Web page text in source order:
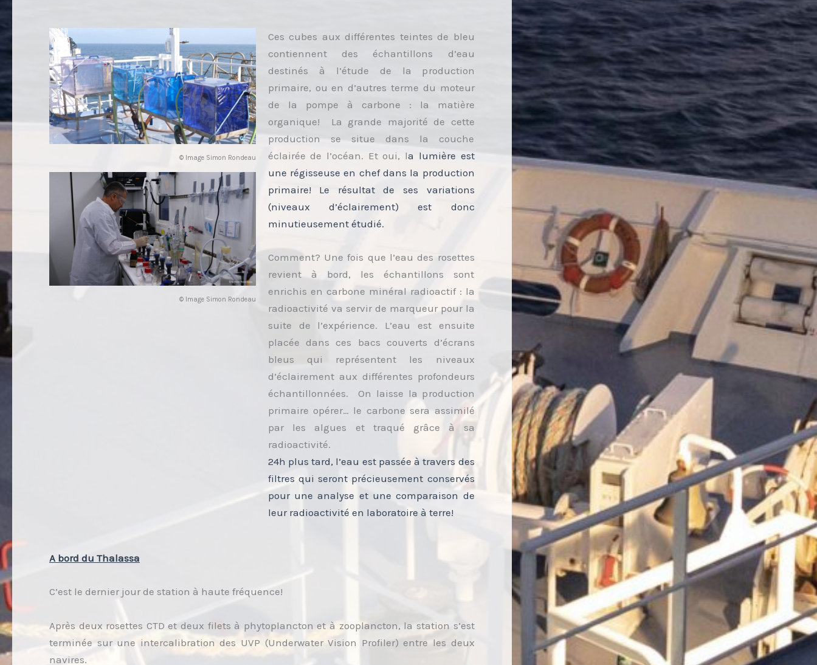
© Image Simon Rondeau
© Image Simon Rondeau
Ces cubes aux différentes teintes de bleu
contiennent des échantillons d’eau
destinés à l’étude de la production
primaire, ou en d’autres terme du moteur
de la pompe à carbone : la matière
organique! La grande majorité de cette
production se situe dans la couche
éclairée de l’océan. Et oui, la lumière est
une régisseuse en chef dans la production
primaire! Le résultat de ses variations
(niveaux d’éclairement) est donc
minutieusement étudié.
Comment? Une fois que l’eau des rosettes
revient à bord, les échantillons sont
enrichis en carbone minéral radioactif : la
radioactivité va servir de marqueur pour la
suite de l’expérience. L’eau est ensuite
placée dans ces bacs couverts d’écrans
bleus qui représentent les niveaux
d’éclairement aux différentes profondeurs
échantillonnées. On laisse la production
primaire opérer… le carbone sera assimilé
par les algues et traqué grâce à sa
radioactivité.
24h plus tard, l’eau est passée à travers des
filtres qui seront précieusement conservés
pour une analyse et une comparaison de
leur radioactivité en laboratoire à terre!
A bord du Thalassa
C’est le dernier jour de station à haute fréquence!
Après deux rosettes CTD et deux filets à phytoplancton et à zooplancton, la station s’est
terminée sur une intercalibration des UVP (Underwater Vision Profiler) entre les deux
navires.